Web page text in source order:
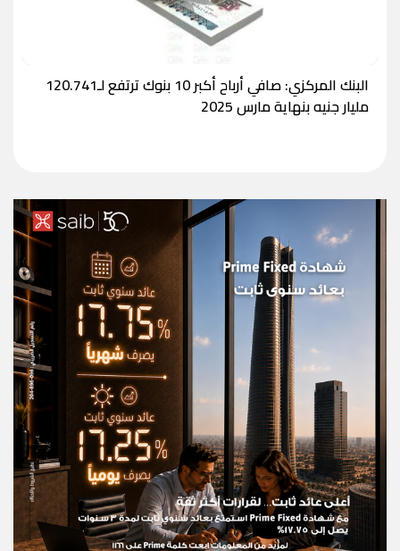
البنك المركزي: صافي أرباح أكبر 10 بنوك ترتفع لـ120.741
مليار جنيه بنهاية مارس 2025